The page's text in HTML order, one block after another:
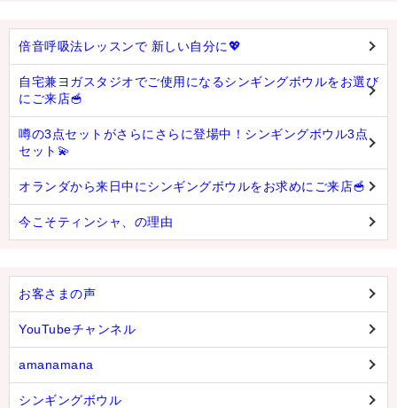
倍音呼吸法レッスンで 新しい自分に💖
自宅兼ヨガスタジオでご使用になるシンギングボウルをお選び
にご来店🥣
噂の3点セットがさらにさらに登場中！シンギングボウル3点
セット💫
オランダから来日中にシンギングボウルをお求めにご来店🥣
今こそティンシャ、の理由
お客さまの声
YouTubeチャンネル
amanamana
シンギングボウル